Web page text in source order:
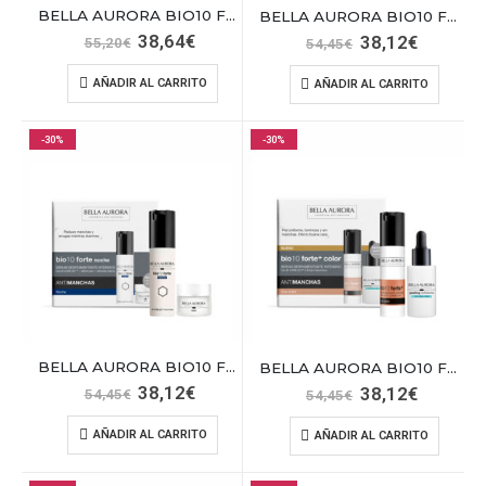
BELLA AURORA BIO10 FORTE DESP.P/SECA 30
55,20€ El
precio
original
era:
55,20€.
38,64€El
actual
es:
38,64€.
AÑADIR AL CARRITO
BELLA AURORA BIO10 FORTE DESPIG.BOTAN+EY
54,45€ El
precio
original
era:
54,45€.
38,12€El
actual
es:
38,12€.
AÑADIR AL CARRITO
-30%
BELLA AURORA BIO10 FORTE DESPIG.NOCHE+EY
54,45€ El
precio
original
era:
54,45€.
38,12€El
actual
es:
38,12€.
AÑADIR AL CARRITO
-30%
BELLA AURORA BIO10 FORTE FLUIDO+PEELING
54,45€ El
precio
original
era:
54,45€.
38,12€El
actual
es:
38,12€.
AÑADIR AL CARRITO